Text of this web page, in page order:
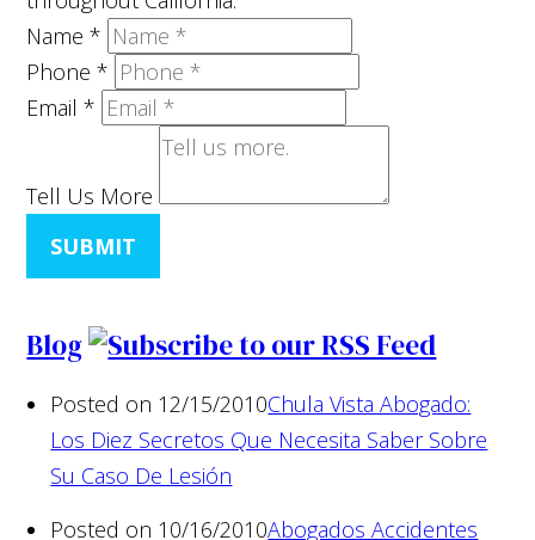
Name*
Phone*
Email*
Tell Us More
SUBMIT
Blog
Posted on 12/15/2010Chula Vista Abogado:
Los Diez Secretos Que Necesita Saber Sobre
Su Caso De Lesión
Posted on 10/16/2010Abogados Accidentes